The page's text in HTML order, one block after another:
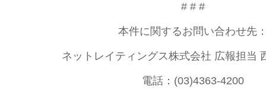
# # #
本件に関するお問い合わせ先
ネットレイティングス株式会社 広報担
電話：(03)4363-4200